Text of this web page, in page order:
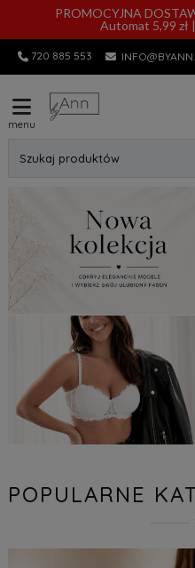
PROMOCYJNA
Automat 5,99 zł
720 885 553
menu
Szukaj produktów
POPULARNE